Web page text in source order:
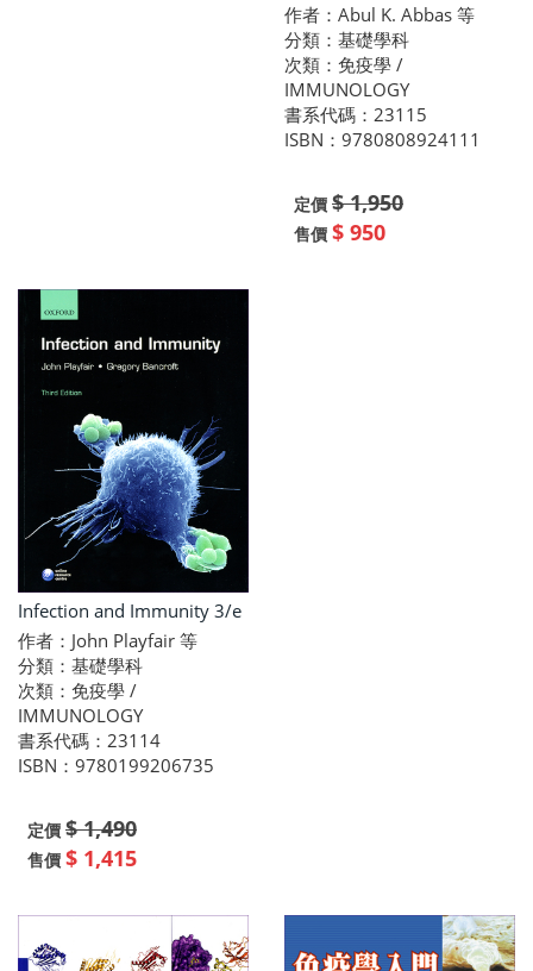
作者：Abul K. Abbas 等
分類：基礎學科
次類：免疫學 /
IMMUNOLOGY
書系代碼：23115
ISBN：9780808924111
定價 $ 1,950
售價 $ 950
Infection and Immunity 3/e
作者：John Playfair 等
分類：基礎學科
次類：免疫學 /
IMMUNOLOGY
書系代碼：23114
ISBN：9780199206735
定價 $ 1,490
售價 $ 1,415